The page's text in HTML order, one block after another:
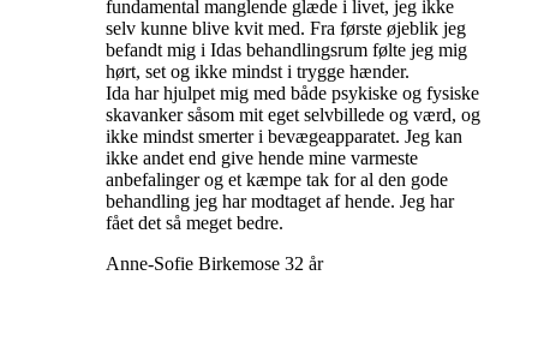
fundamental manglende glæde i livet, jeg ikke
selv kunne blive kvit med. Fra første øjeblik jeg
befandt mig i Idas behandlingsrum følte jeg mig
hørt, set og ikke mindst i trygge hænder.
Ida har hjulpet mig med både psykiske og fysiske
skavanker såsom mit eget selvbillede og værd, og
ikke mindst smerter i bevægeapparatet. Jeg kan
ikke andet end give hende mine varmeste
anbefalinger og et kæmpe tak for al den gode
behandling jeg har modtaget af hende. Jeg har
fået det så meget bedre.
Anne-Sofie Birkemose 32 år